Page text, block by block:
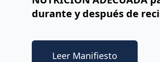
durante y después de
Leer Manifiesto